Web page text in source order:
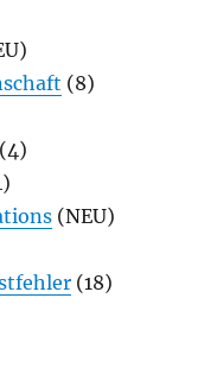
(8)
(4)
(NEU)
(18)